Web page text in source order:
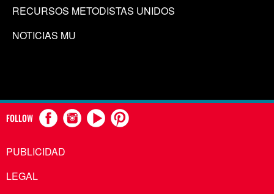
RECURSOS METODISTAS UNIDOS
NOTICIAS MU
FOLLOW
PUBLICIDAD
LEGAL